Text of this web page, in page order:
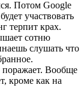
Потом Google
участвовать
терпит крах.
сотню
слушать что
поражает. Вообще
кроме как на